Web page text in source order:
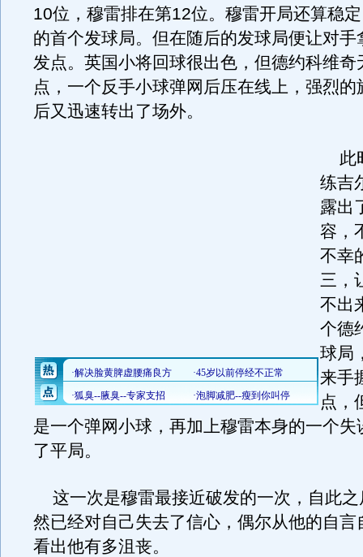
10位，穆雷排在第12位。穆雷开局还算稳
的首个发球局。但在随后的发球局便让对手
发点。英国小将回球很出色，但德约科维奇
点，一个反手小球弹网后压在线上，强烈的
后又迅速转出了场外。
此
练吉
露出
容，
不幸
三，
不出
个德
球局
来手
点，
是一个弹网小球，再加上穆雷本身的一个失
了平局。
这一次是穆雷最接近破发的一次，自此之
然已经对自己失去了信心，偶尔从他的自言
看出他有多沮丧。